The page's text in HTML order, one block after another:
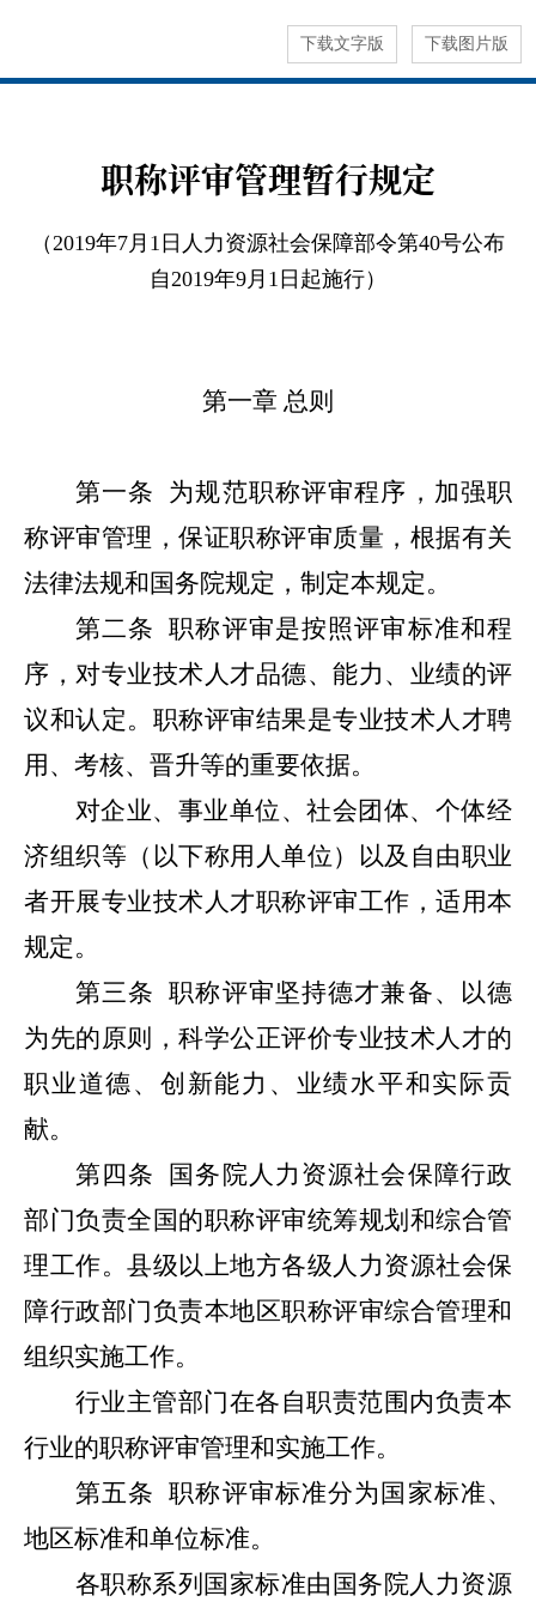
下载文字版 下载图片版
职称评审管理暂行规定
（2019年7月1日人力资源社会保障部令第40号公布
自2019年9月1日起施行）
第一章 总则
第一条 为规范职称评审程序，加强职
称评审管理，保证职称评审质量，根据有关
法律法规和国务院规定，制定本规定。
第二条 职称评审是按照评审标准和程
序，对专业技术人才品德、能力、业绩的评
议和认定。职称评审结果是专业技术人才聘
用、考核、晋升等的重要依据。
对企业、事业单位、社会团体、个体经
济组织等（以下称用人单位）以及自由职业
者开展专业技术人才职称评审工作，适用本
规定。
第三条 职称评审坚持德才兼备、以德
为先的原则，科学公正评价专业技术人才的
职业道德、创新能力、业绩水平和实际贡
献。
第四条
国务院人力资源社会保障行政
部门负责全国的职称评审统筹规划和综合管
理工作。县级以上地方各级人力资源社会保
障行政部门负责本地区职称评审综合管理和
组织实施工作。
行业主管部门在各自职责范围内负责本
行业的职称评审管理和实施工作。
第五条 职称评审标准分为国家标准、
地区标准和单位标准。
各职称系列国家标准由国务院人力资源